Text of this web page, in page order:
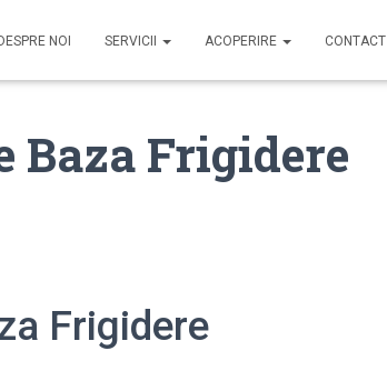
DESPRE NOI SERVICII ACOPERIRE CONTACT
Baza Frigidere
Frigidere